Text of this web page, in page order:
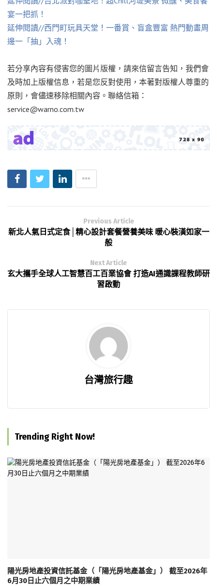
宴一把抓！
延伸閱讀//西門町玩具天堂！一番賞、盲盒豐富 熱門動畫周
邊一「抽」入魂！
若分享內容有侵害您的圖片版權，請來信留言告知，我們會
及時加上版權信息，若是您反對使用，本著對版權人尊重的
原則，會儘速移除相關內容。聯絡信箱：
service@warno.com.tw
Previous Article
新北人氣日式定食│精心設計套餐營養美味 暖心裝潢如家一
般
Next Article
玄大攜手全球人工智慧百工百業協會 打造AI通識課程教師研
習啟動
台灣旅行趣
Trending Right Now!
陽光房地產投資信託基金（「陽光房地產基金」） 截至2026年
6月30日止六個月之中期業績